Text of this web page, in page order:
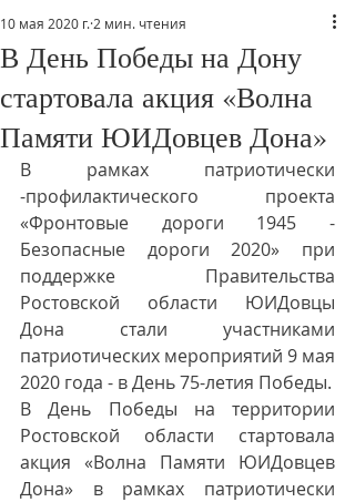
В День Победы на Дону
стартовала акция «Волна
Памяти ЮИДовцев Дона»
10 мая 2020 г. 2 мин. чтения
В рамках патриотически
-профилактического проекта
«Фронтовые дороги 1945 -
Безопасные дороги 2020» при
поддержке Правительства
Ростовской области ЮИДовцы
Дона стали участниками
патриотических мероприятий 9 мая
2020 года - в День 75-летия Победы.
В День Победы на территории
Ростовской области стартовала
акция «Волна Памяти ЮИДовцев
Дона» в рамках патриотически